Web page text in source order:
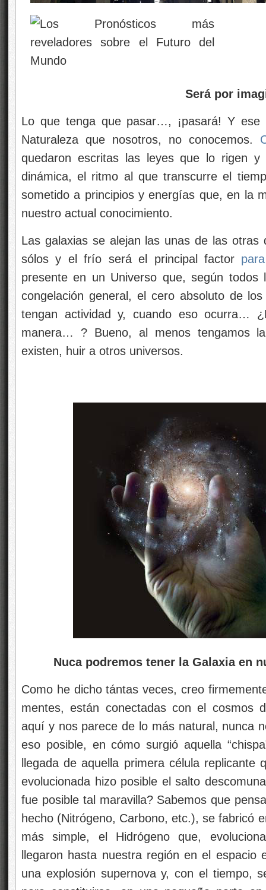
Será por
Lo que tenga que pasar…, ¡pasará! Y
Naturaleza que nosotros, no conocemos.
quedaron escritas las leyes que lo rigen
dinámica, el ritmo al que transcurre el
sometido a principios y energías que, en la
nuestro actual conocimiento.
Las galaxias se alejan las unas de las
sólos y el frío será el principal factor para
presente en un Universo que, según todos
congelación general, el cero absoluto de
tengan actividad y, cuando eso ocurra…
manera… ? Bueno, al menos tengamos
existen, huir a otros universos.
Nuca podremos tener la Galaxia en
Como he dicho tántas veces, creo
mentes, están conectadas con el cosmos
aquí y nos parece de lo más natural, nunca
eso posible, en cómo surgió aquella
llegada de aquella primera célula replicante
evolucionada hizo posible el salto
fue posible tal maravilla? Sabemos que
hecho (Nitrógeno, Carbono, etc.), se fabricó
más simple, el Hidrógeno que,
llegaron hasta nuestra región en el
una explosión supernova y, con el tiempo,